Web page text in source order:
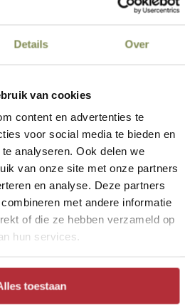
Details Over
van cookies
content en advertenties te
voor social media te bieden en
analyseren. Ook delen we
van onze site met onze partners
en analyse. Deze partners
met andere informatie
of die ze hebben verzameld op
hun services.
toestaan
safaritent met een goed bed,
badkamer. Vanuit het kamp kijk je
en gnoes voorbij trekken. Omdat
word je ’s avonds door een ranger
weer terug naar je tent). ’s Avonds
bereid door de kok met verse
en de sterrenhemel
aangestoken en hoor je in de verte